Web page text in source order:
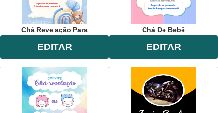
Chá Revelação Para
EDITAR
Chá De Bebê
EDITAR